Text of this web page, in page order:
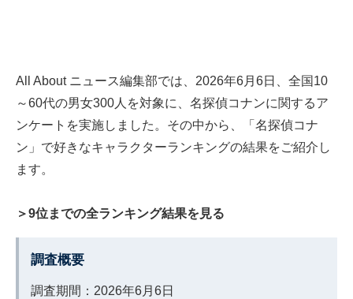
All About ニュース編集部では、2026年6月6日、全国10
～60代の男女300人を対象に、名探偵コナンに関するア
ンケートを実施しました。その中から、「名探偵コナ
ン」で好きなキャラクターランキングの結果をご紹介し
ます。
＞9位までの全ランキング結果を見る
調査概要
調査期間：2026年6月6日